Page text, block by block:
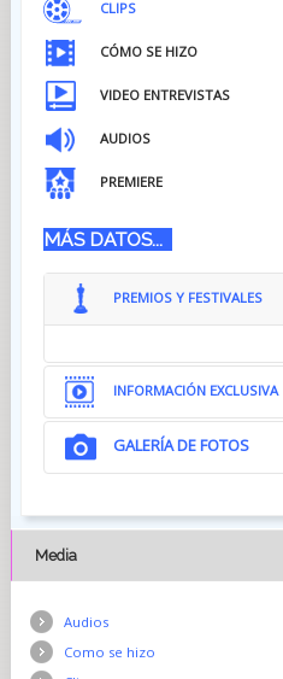
CLIPS
CÓMO SE HIZO
VIDEO ENTREVISTAS
AUDIOS
PREMIERE
MÁS DATOS...
PREMIOS Y FESTIVALES
INFORMACIÓN EXCLUSIVA
GALERÍA DE FOTOS
Media
Audios
Como se hizo